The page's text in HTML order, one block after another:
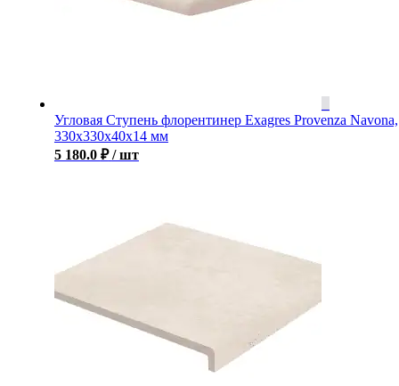
Угловая Ступень флорентинер Exagres Provenza Navona,
330x330x40x14 мм
5 180.0 ₽ / шт